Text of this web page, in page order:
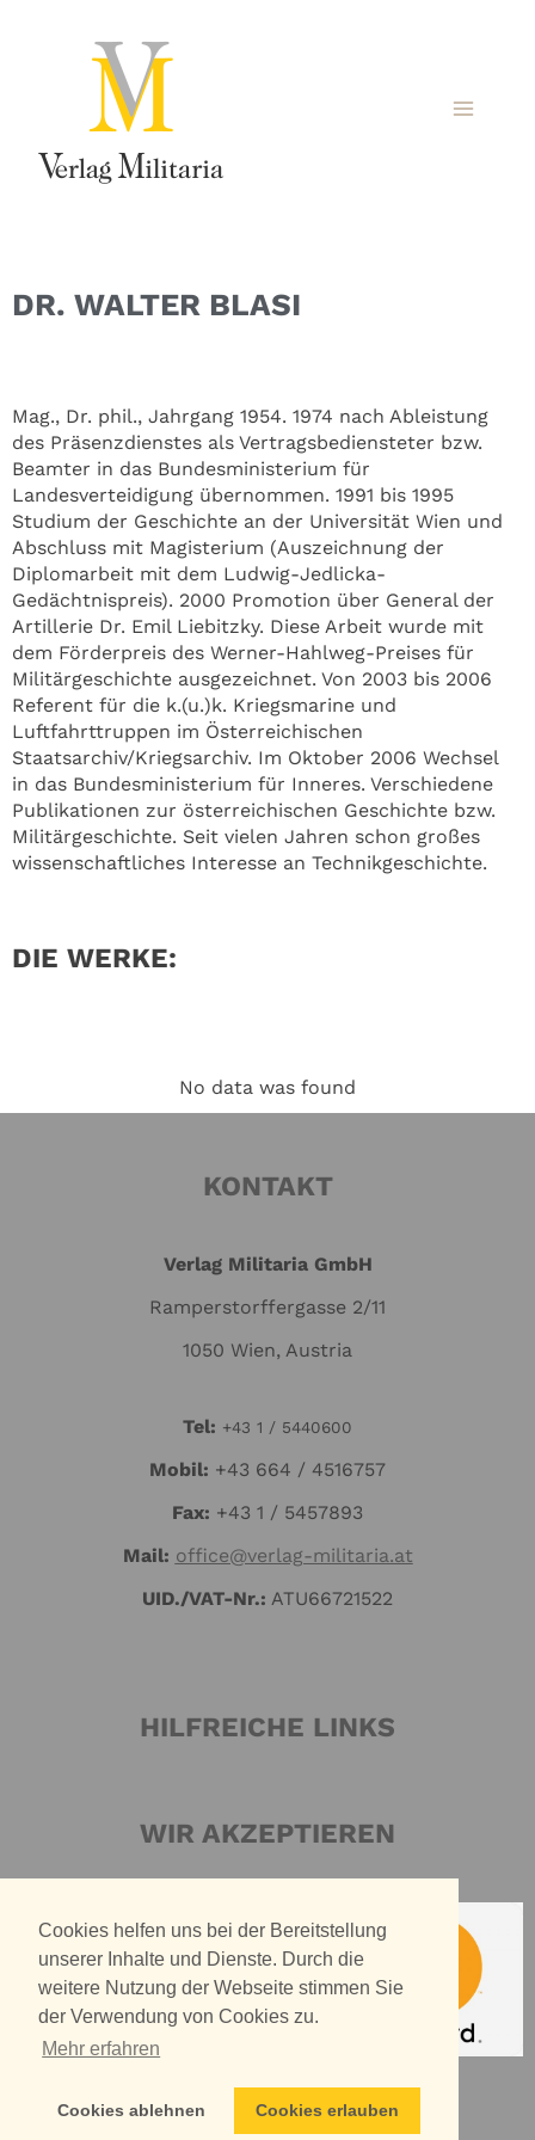
Cookies helfen uns bei der Bereitstellung
unserer Inhalte und Dienste. Durch die
weitere Nutzung der Webseite stimmen Sie
der Verwendung von Cookies zu.
Mehr erfahren
Cookies ablehnen Cookies erlauben
DR. WALTER BLASI
Mag., Dr. phil., Jahrgang 1954. 1974 nach Ableistung
des Präsenzdienstes als Vertragsbediensteter bzw.
Beamter in das Bundesministerium für
Landesverteidigung übernommen. 1991 bis 1995
Studium der Geschichte an der Universität Wien und
Abschluss mit Magisterium (Auszeichnung der
Diplomarbeit mit dem Ludwig-Jedlicka-
Gedächtnispreis). 2000 Promotion über General der
Artillerie Dr. Emil Liebitzky. Diese Arbeit wurde mit
dem Förderpreis des Werner-Hahlweg-Preises für
Militärgeschichte ausgezeichnet. Von 2003 bis 2006
Referent für die k.(u.)k. Kriegsmarine und
Luftfahrttruppen im Österreichischen
Staatsarchiv/Kriegsarchiv. Im Oktober 2006 Wechsel
in das Bundesministerium für Inneres. Verschiedene
Publikationen zur österreichischen Geschichte bzw.
Militärgeschichte. Seit vielen Jahren schon großes
wissenschaftliches Interesse an Technikgeschichte.
DIE WERKE:
No data was found
KONTAKT
Verlag Militaria GmbH
Ramperstorffergasse 2/11
1050 Wien, Austria
Tel: +43 1 / 5440600
Mobil: +43 664 / 4516757
Fax: +43 1 / 5457893
Mail: office@verlag-militaria.at
UID./VAT-Nr.: ATU66721522
HILFREICHE LINKS
WIR AKZEPTIEREN
WIR VERSENDEN MIT